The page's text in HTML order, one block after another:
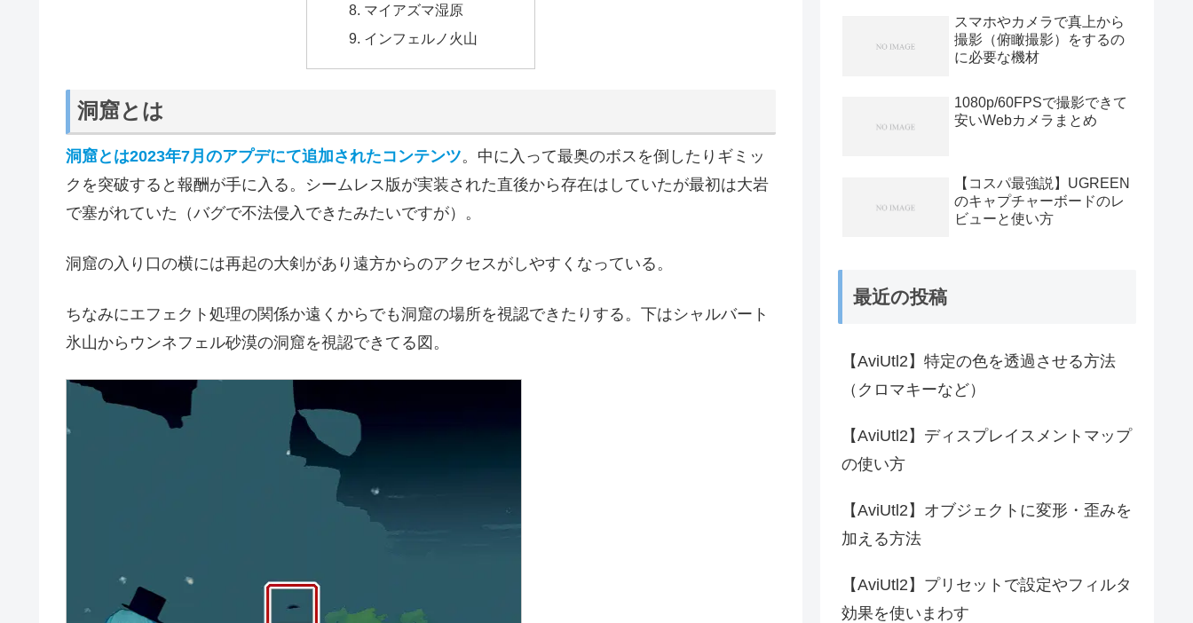
マイアズマ湿原
インフェルノ火山
洞窟とは
洞窟とは2023年7月のアプデにて追加されたコンテンツ。中に入って最奥のボスを倒したりギミッ
クを突破すると報酬が手に入る。シームレス版が実装された直後から存在はしていたが最初は大岩
で塞がれていた（バグで不法侵入できたみたいですが）。
洞窟の入り口の横には再起の大剣があり遠方からのアクセスがしやすくなっている。
ちなみにエフェクト処理の関係か遠くからでも洞窟の場所を視認できたりする。下はシャルバート
氷山からウンネフェル砂漠の洞窟を視認できてる図。
スマホやカメラで真上から
撮影（俯瞰撮影）をするの
に必要な機材
1080p/60FPSで撮影できて
安いWebカメラまとめ
【コスパ最強説】UGREEN
のキャプチャーボードのレ
ビューと使い方
最近の投稿
【AviUtl2】特定の色を透過させる方法
（クロマキーなど）
【AviUtl2】ディスプレイスメントマップ
の使い方
【AviUtl2】オブジェクトに変形・歪みを
加える方法
【AviUtl2】プリセットで設定やフィルタ
効果を使いまわす